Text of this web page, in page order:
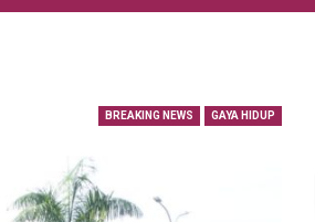
BREAKING NEWS GAYA HIDUP